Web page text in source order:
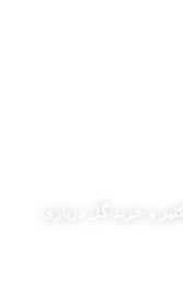
و خرید گل درباری